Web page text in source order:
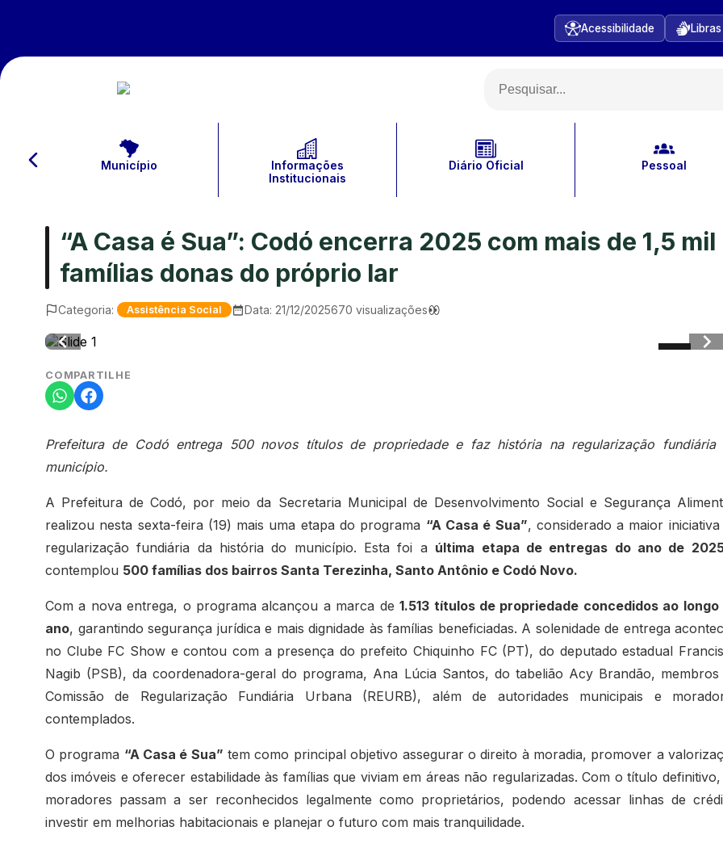
Acessibilidade Libras
Município
Informações
Institucionais
Diário Oficial Pessoal
“A Casa é Sua”: Codó encerra 2025 com mais de 1,5 mil
famílias donas do próprio lar
Categoria: Assistência Social Data: 21/12/2025670 visualizações
COMPARTILHE
Prefeitura de Codó entrega 500 novos títulos de propriedade e faz história na regularização fundiária
município.
A Prefeitura de Codó, por meio da Secretaria Municipal de Desenvolvimento Social e Segurança
realizou nesta sexta-feira (19) mais uma etapa do programa “A Casa é Sua”, considerado a maior iniciativa
regularização fundiária da história do município. Esta foi a última etapa de entregas do ano de
contemplou 500 famílias dos bairros Santa Terezinha, Santo Antônio e Codó Novo.
Com a nova entrega, o programa alcançou a marca de1.513 títulos de propriedade concedidos ao longo
ano, garantindo segurança jurídica e mais dignidade às famílias beneficiadas. A solenidade de entrega
no Clube FC Show e contou com a presença do prefeito Chiquinho FC (PT), do deputado estadual
Nagib (PSB), da coordenadora-geral do programa, Ana Lúcia Santos, do tabelião Acy Brandão, membros
Comissão de Regularização Fundiária Urbana (REURB), além de autoridades municipais e
contemplados.
O programa “A Casa é Sua” tem como principal objetivo assegurar o direito à moradia, promover a
dos imóveis e oferecer estabilidade às famílias que viviam em áreas não regularizadas. Com o título definitivo,
moradores passam a ser reconhecidos legalmente como proprietários, podendo acessar linhas de
investir em melhorias habitacionais e planejar o futuro com mais tranquilidade.